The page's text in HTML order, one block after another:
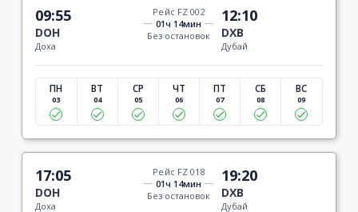
09:55
DOH
Доха
Рейс FZ 002
01ч 14мин
Без остановок
12:10
DXB
Дубай
ПН
03
ВТ
04
СР
05
ЧТ
06
ПТ
07
СБ
08
ВС
09
17:05
DOH
Доха
Рейс FZ 018
01ч 14мин
Без остановок
19:20
DXB
Дубай